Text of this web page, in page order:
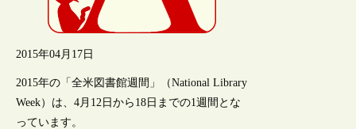
2015年04月17日
2015年の「全米図書館週間」（National Library
Week）は、4月12日から18日までの1週間とな
っています。